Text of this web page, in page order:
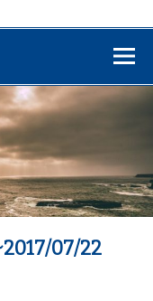
07/22